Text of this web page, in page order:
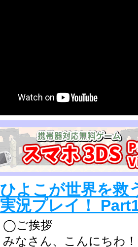
ひよこが世界を
実況プレイ！
◯ご挨拶
みなさん、こんにちわ！